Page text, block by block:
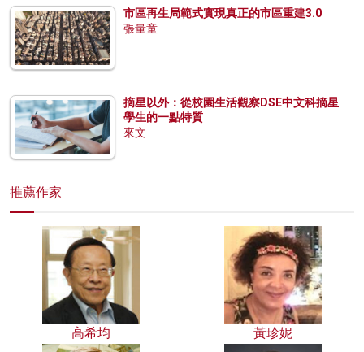
市區再生局範式實現真正的市區重建3.0
張量童
摘星以外：從校園生活觀察DSE中文科摘星
學生的一點特質
來文
推薦作家
高希均 黃珍妮